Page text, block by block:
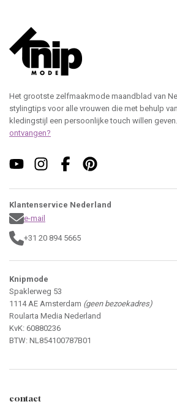
Het grootste zelfmaakmode maandblad van
stylingtips voor alle vrouwen die met behulp
kledingstijl een persoonlijke touch willen geven.
ontvangen?
Klantenservice Nederland
e-mail
+31 20 894 5665
Knipmode
Spaklerweg 53
1114 AE Amsterdam (geen bezoekadres)
Roularta Media Nederland
KvK: 60880236
BTW: NL854100787B01
contact